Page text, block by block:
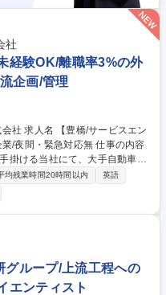
社
経験OK/離職率3%の外
企画/管理
スエン
緊急対応無 仕事の内容
掛ける当社にて、大手自動車メ
生産技術と連携しながら自社製
作成・翻訳 ■グループ対応 ＊
せん。 募集職種 【豊
3％の外資系企業/夜間・緊急対
均残業時間20時間以内
英語
グループ/上流工程への
エンティスト